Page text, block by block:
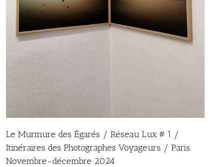
Le Murmure des Égarés / Réseau Lux # 1 /
Itinéraires des Photographes Voyageurs / Paris
Novembre-décembre 2024